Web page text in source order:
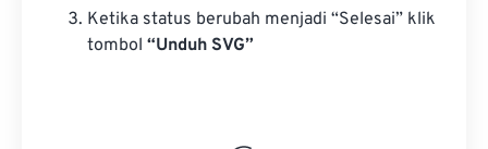
Ketika status berubah menjadi “Selesai” klik
tombol “Unduh SVG”